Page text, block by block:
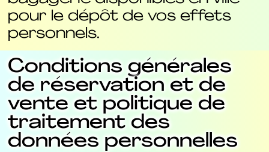
pour le dépôt de vos effets
personnels.
Conditions générales
de réservation et de
vente et politique de
traitement des
données personnelles